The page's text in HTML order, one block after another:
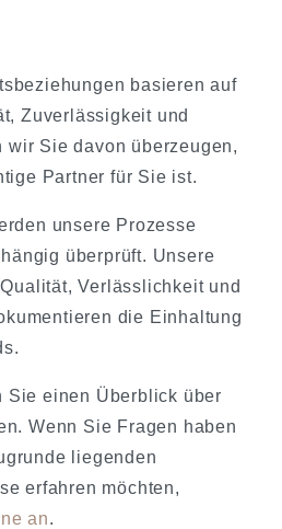
basieren auf
Zuverlässigkeit und
wir Sie davon überzeugen,
Partner für Sie ist.
unsere Prozesse
überprüft. Unsere
Verlässlichkeit und
die Einhaltung
Sie einen Überblick über
Wenn Sie Fragen haben
liegenden
erfahren möchten,
an.